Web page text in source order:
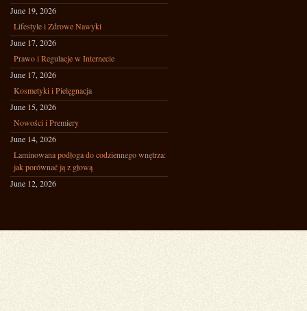
June 19, 2026
Lifestyle i Zdrowe Nawyki
June 17, 2026
Prawo i Regulacje w Internecie
June 17, 2026
Kosmetyki i Pielęgnacja
June 15, 2026
Nowości i Premiery
June 14, 2026
Laminowana podłoga do codziennego wnętrza:
jak porównać ją z głową
June 12, 2026